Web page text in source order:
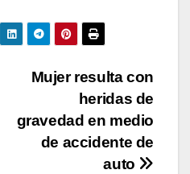
Mujer resulta con
heridas de
gravedad en medio
de accidente de
auto